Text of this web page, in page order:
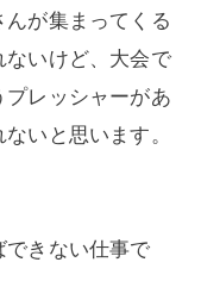
が集まってくる
いけど、大会で
レッシャーがあ
いと思います。
できない仕事で